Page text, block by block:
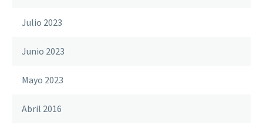
Julio 2023
Junio 2023
Mayo 2023
Abril 2016